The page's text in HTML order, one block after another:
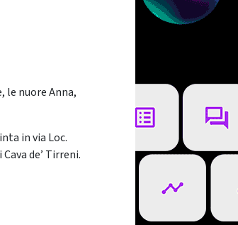
le nuore Anna,
in via Loc.
de’ Tirreni.